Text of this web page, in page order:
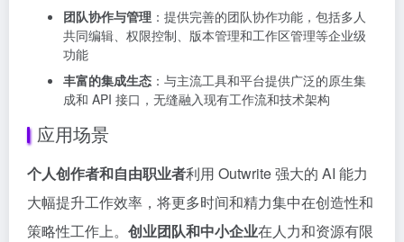
团队协作与管理 ：提供完善的团队协作功能，包括多人
共同编辑、权限控制、版本管理和工作区管理等企业级
功能
丰富的集成生态 ：与主流工具和平台提供广泛的原生集
成和 API 接口，无缝融入现有工作流和技术架构
应用场景
个人创作者和自由职业者利用 Outwrite 强大的 AI 能力
大幅提升工作效率，将更多时间和精力集中在创造性和
策略性工作上。 创业团队和中小企业在人力和资源有限